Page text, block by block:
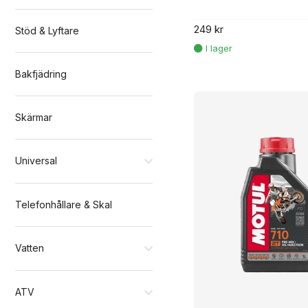
Stöd & Lyftare
Bakfjädring
Skärmar
Universal
Telefonhållare & Skal
Vatten
ATV
249 kr